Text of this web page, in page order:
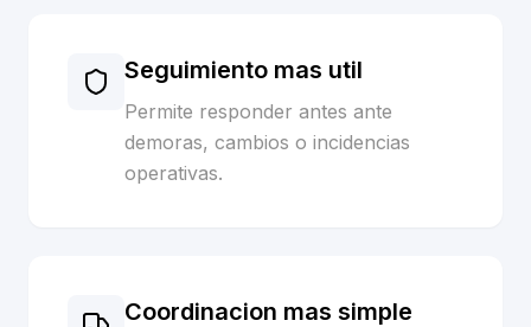
Seguimiento mas util
Permite responder antes ante
demoras, cambios o incidencias
operativas.
Coordinacion mas simple